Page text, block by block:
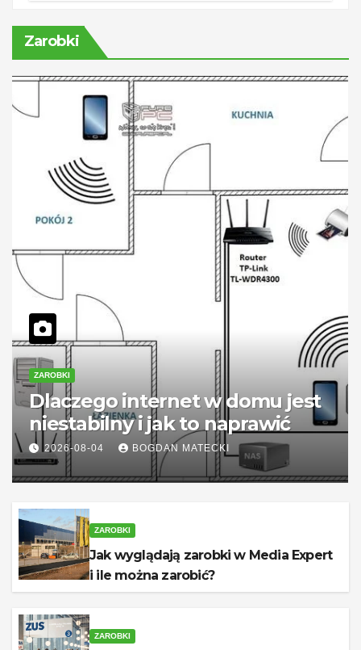
Zarobki
ZAROBKI
Dlaczego internet w domu jest
niestabilny i jak to naprawić
2026-08-04 BOGDAN MATECKI
ZAROBKI
Jak wyglądają zarobki w Media Expert
i ile można zarobić?
ZAROBKI